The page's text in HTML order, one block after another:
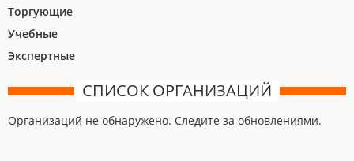
Торгующие
Учебные
Экспертные
СПИСОК ОРГАНИЗАЦИЙ
Организаций не обнаружено. Следите за обновлениями.